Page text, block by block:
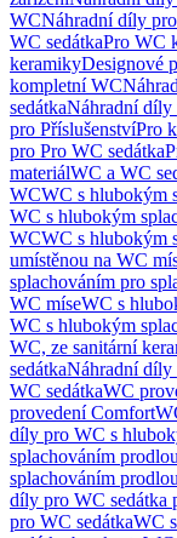
WCNáhradní díly
WC sedátkaPro WC
keramikyDesignové
kompletní WC
sedátkaNáhradní díly
pro PříslušenstvíPro
pro Pro WC sedátka
materiálWC a WC
WCWC s hlubokým
WC s hlubokým
WCWC s hlubokým
umístěnou na WC
splachováním pro
WC míseWC s
WC s hlubokým
WC, ze sanitární
sedátkaNáhradní díly
WC sedátkaWC
provedení Comfort
díly pro WC s
splachováním
splachováním
díly pro WC sedátka
pro WC sedátkaWC